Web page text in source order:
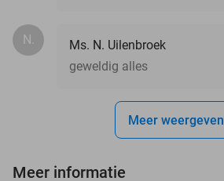
N.
Ms. N. Uilenbroek
geweldig alles
Meer weergeven
Meer informatie